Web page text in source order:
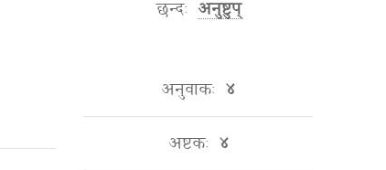
छन्दः अनुष्टुप्
अनुवाकः ४
अष्टकः ४